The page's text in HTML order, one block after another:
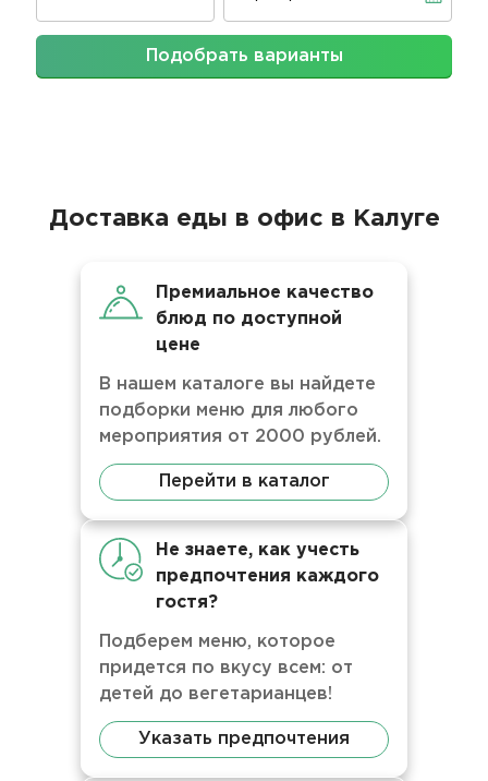
Подобрать варианты
Доставка еды в офис в Калуге
Премиальное качество
блюд по доступной
цене
В нашем каталоге вы найдете
подборки меню для любого
мероприятия от 2000 рублей.
Перейти в каталог
Не знаете, как учесть
предпочтения каждого
гостя?
Подберем меню, которое
придется по вкусу всем: от
детей до вегетарианцев!
Указать предпочтения